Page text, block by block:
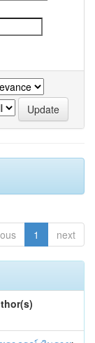
1 next